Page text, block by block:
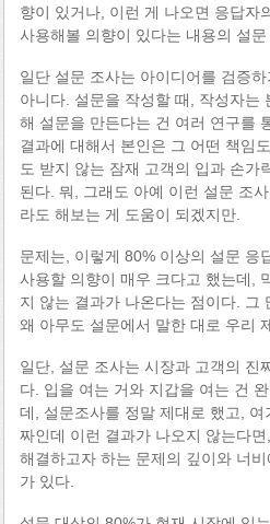
향이 있거나, 이런 게 나오면 응답자
사용해볼 의향이 있다는 내용의 설
일단 설문 조사는 아이디어를 검증
아니다. 설문을 작성할 때, 작성자는
해 설문을 만든다는 건 여러 연구를
결과에 대해서 본인은 그 어떤 책임
도 받지 않는 잠재 고객의 입과 손가
된다. 뭐, 그래도 아예 이런 설문 조
라도 해보는 게 도움이 되겠지만.
문제는, 이렇게 80% 이상의 설문 응
사용할 의향이 매우 크다고 했는데,
지 않는 결과가 나온다는 점이다. 그
왜 아무도 설문에서 말한 대로 우리
일단, 설문 조사는 시장과 고객의 진
다. 입을 여는 거와 지갑을 여는 건
데, 설문조사를 정말 제대로 했고,
짜인데 이런 결과가 나오지 않는다
해결하고자 하는 문제의 깊이와 너
가 있다.